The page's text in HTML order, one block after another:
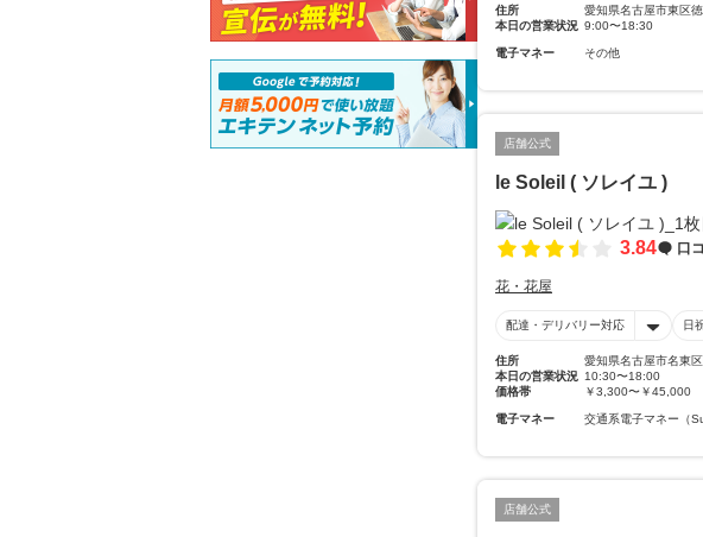
住所
愛知県名古屋市東区
本日の営業状況 9:00〜18:30
電子マネー その他
店舗公式
le Soleil ( ソレイユ )
3.84 口
花・花屋
配達・デリバリー対応 日
住所
愛知県名古屋市名東
本日の営業状況 10:30〜18:00
価格帯
￥3,300〜￥45,000
電子マネー 交通系電子マネー（
店舗公式